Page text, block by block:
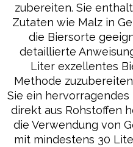
zubereiten. Sie
Zutaten wie Malz in
die Biersorte
detaillierte
Liter exzellentes
Methode
Sie ein hervorragendes
direkt aus Rohstoffen
die Verwendung von
mit mindestens 30